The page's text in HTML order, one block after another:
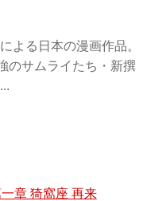
よる日本の漫画作品。
のサムライたち・新撰
章 猗窩座 再来